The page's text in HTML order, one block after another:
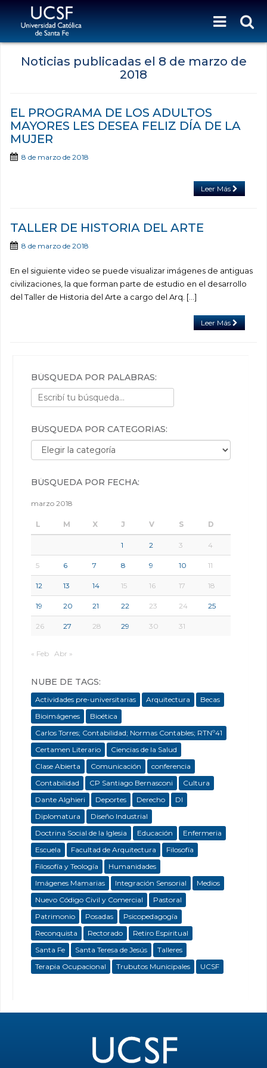
Noticias publicadas el 8 de marzo de
2018
EL PROGRAMA DE LOS ADULTOS
MAYORES LES DESEA FELIZ DÍA DE LA
MUJER
8 de marzo de 2018
Leer Más
TALLER DE HISTORIA DEL ARTE
8 de marzo de 2018
En el siguiente video se puede visualizar imágenes de antiguas
civilizaciones, la que forman parte de estudio en el desarrollo
del Taller de Historia del Arte a cargo del Arq. […]
Leer Más
BÚSQUEDA POR PALABRAS:
BÚSQUEDA POR CATEGORÍAS:
Búsqueda por categorías:
BÚSQUEDA POR FECHA:
marzo 2018
L M X J V S D
1 2 3 4
5 6 7 8 9 10 11
12 13 14 15 16 17 18
19 20 21 22 23 24 25
26 27 28 29 30 31
« Feb Abr »
NUBE DE TAGS:
Actividades pre-universitarias Arquitectura
Becas
Bioimágenes
Bioética
Carlos Torres; Contabilidad; Normas Contables; RTNº41
Certamen Literario
Ciencias de la Salud
Clase Abierta
Comunicación
conferencia
Contabilidad
CP Santiago Bernasconi
Cultura
Dante Alghieri
Deportes Derecho
DI
Diplomatura
Diseño Industrial
Doctrina Social de la Iglesia
Educación
Enfermeria
Escuela
Facultad de Arquitectura
Filosofía
Filosofía y Teología
Humanidades
Imágenes Mamarias
Integración Sensorial
Medios
Nuevo Código Civil y Comercial
Pastoral
Patrimonio
Posadas
Psicopedagogía
Reconquista
Rectorado
Retiro Espiritual
Santa Fe
Santa Teresa de Jesús
Talleres
Terapia Ocupacional
Trubutos Municipales UCSF